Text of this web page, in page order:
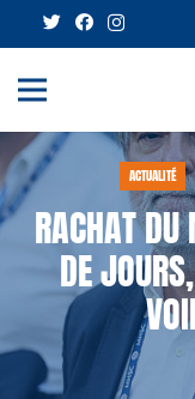
ACTUALITÉ
RACHAT
DE